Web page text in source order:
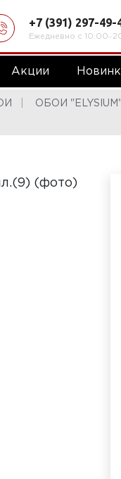
+7 (391) 297-49-
Ежедневно с
Акции
ОБОИ "ELYSIUM"